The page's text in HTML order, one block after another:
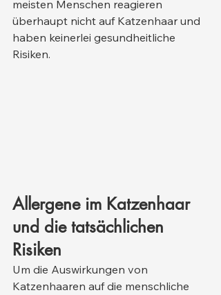
meisten Menschen reagieren
überhaupt nicht auf Katzenhaar und
haben keinerlei gesundheitliche
Risiken.
Allergene im Katzenhaar
und die tatsächlichen
Risiken
Um die Auswirkungen von
Katzenhaaren auf die menschliche